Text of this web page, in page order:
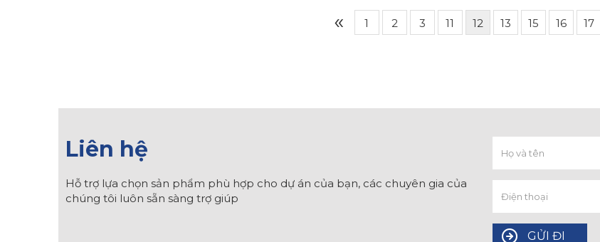
« 1 2 3 11 12 13 15 16 17
Liên hệ
Hỗ trợ lựa chọn sản phẩm phù hợp cho dự án của bạn, các chuyên gia của
chúng tôi luôn sẵn sàng trợ giúp